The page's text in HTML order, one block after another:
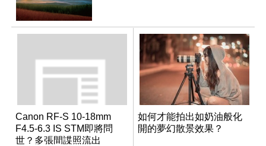
Canon RF-S 10-18mm
F4.5-6.3 IS STM即將問
世？多張間諜照流出
如何才能拍出如奶油般化
開的夢幻散景效果？